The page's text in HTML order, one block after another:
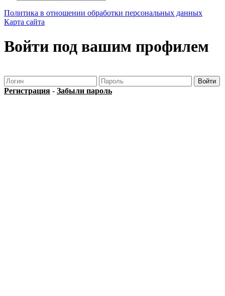
Политика в отношении обработки персональных данных
Карта сайта
Войти под вашим профилем
Регистрация - Забыли пароль